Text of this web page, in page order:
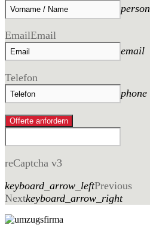
person
EmailEmail
email
Telefon
phone
Offerte anfordern
reCaptcha v3
keyboard_arrow_leftPrevious
Nextkeyboard_arrow_right